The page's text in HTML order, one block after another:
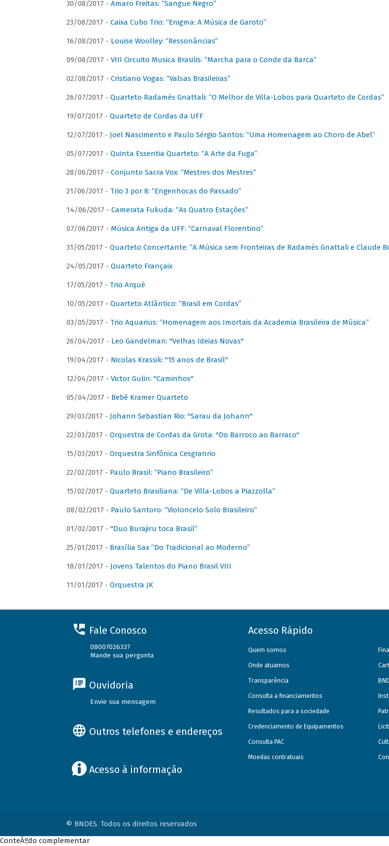
30/08/2017 - Amaro Freitas: “Sangue Negro”
23/08/2017 - Caixa Cubo Trio: “Enigma: A Música de Garoto”
16/08/2017 - Louise Woolley: “Ressonâncias”
09/08/2017 - VIII Circuito Musica Brasilis: “Marcha para o Conde da Barca”
02/08/2017 - Cristiano Vogas: “Valsas Brasileiras”
26/07/2017 - Quarteto Radamés Gnattali: “O Melhor de Villa-Lobos para Quarteto de Cordas”
19/07/2017 - Quarteto de Cordas da UFF
12/07/2017 - Joel Nascimento e Paulo Sérgio Santos: “Uma Homenagem ao Choro de Abel”
05/07/2017 - Quinta Essentia Quarteto: “A Arte da Fuga”
28/06/2017 - Conjunto Sacra Vox: “Mestres dos Mestres”
21/06/2017 - Trio 3 por 8: “Engenhocas do Passado”
14/06/2017 - Camerata Fukuda: “As Quatro Estações”
07/06/2017 - Música Antiga da UFF: “Carnaval Florentino”
31/05/2017 - Quarteto Concertante: “A Música sem Fronteiras de Radamés Gnattali e Claude
24/05/2017 - Quarteto Françaix
17/05/2017 - Trio Arqué
10/05/2017 - Quarteto Atlântico: “Brasil em Cordas”
03/05/2017 - Trio Aquarius: “Homenagem aos Imortais da Academia Brasileira de Música”
26/04/2017 - Leo Gandelman: "Velhas Ideias Novas"
19/04/2017 - Nicolas Krassik: "15 anos de Brasil"
12/04/2017 - Victor Gulin: "Caminhos"
05/04/2017 - Bebê Kramer Quarteto
29/03/2017 - Johann Sebastian Rio: "Sarau da Johann"
22/03/2017 - Orquestra de Cordas da Grota: "Do Barroco ao Barraco"
15/03/2017 - Orquestra Sinfônica Cesgranrio
22/02/2017 - Paulo Brasil: “Piano Brasileiro”
15/02/2017 - Quarteto Brasiliana: “De Villa-Lobos a Piazzolla”
08/02/2017 - Paulo Santoro: “Violoncelo Solo Brasileiro”
01/02/2017 - "Duo Burajiru toca Brasil”
25/01/2017 - Brasília Sax “Do Tradicional ao Moderno”
18/01/2017 - Jovens Talentos do Piano Brasil VIII
11/01/2017 - Orquestra JK
Fale Conosco
08007026337
Mande sua pergunta
Ouvidoria
Envie sua mensagem
Outros telefones e endereços
Acesso à informação
Acesso Rápido
Quem somos
Onde atuamos
Transparência
Consulta a financiamentos
Resultados para a sociedade
Credenciamento de Equipamentos
Consulta PAC
Moedas contratuais
© BNDES. Todos os direitos reservados
ConteÃºdo complementar